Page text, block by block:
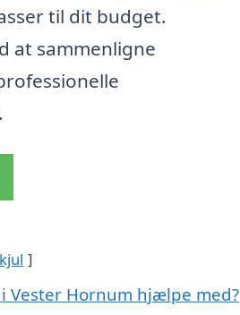
til dit budget.
at sammenligne
Vester Hornum hjælpe med?